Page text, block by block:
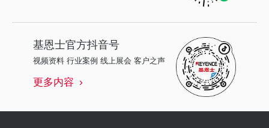
基恩士官方抖音号
视频资料 行业案例 线上展会 客户之声
更多内容